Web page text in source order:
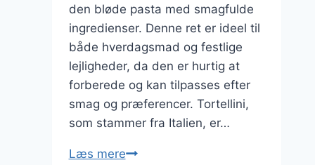
den bløde pasta med smagfulde
ingredienser. Denne ret er ideel til
både hverdagsmad og festlige
lejligheder, da den er hurtig at
forberede og kan tilpasses efter
smag og præferencer. Tortellini,
som stammer fra Italien, er…
Læs mereTortellini